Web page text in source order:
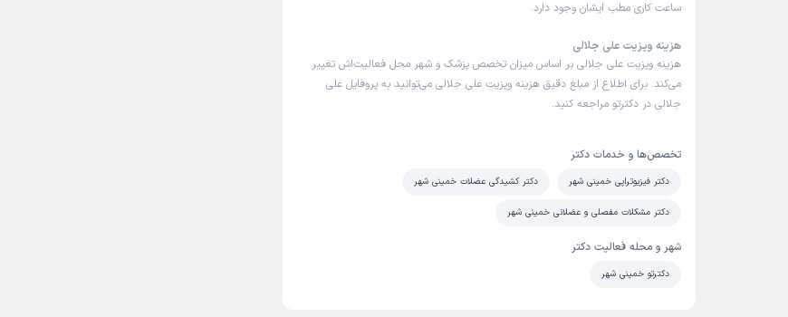
ساعت کاری مطب ایشان وجود دارد.
هزینه ویزیت علی جلالی
هزینه ویزیت علی جلالی بر اساس میزان تخصص پزشک و شهر محل فعالیت‌اش تغییر
می‌کند. برای اطلاع از مبلغ دقیق هزینه ویزیت علی جلالی می‌توانید به پروفایل علی
جلالی در دکترتو مراجعه کنید.
تخصص‌ها و خدمات دکتر
دکتر فیزیوتراپی خمینی شهر دکتر کشیدگی عضلات خمینی شهر
دکتر مشکلات مفصلی و عضلانی خمینی شهر
شهر و محله فعالیت دکتر
دکترتو خمینی شهر